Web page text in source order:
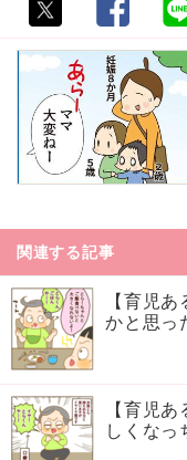
関連する記事
【育児
かと思っ
【育児
しくなっ